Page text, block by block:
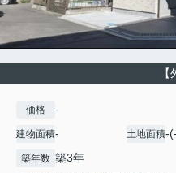
【
価格 -
建物面積- 土地面積-
築年数 築3年